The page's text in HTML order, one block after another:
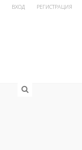
ВХОД РЕГИСТРАЦИЯ